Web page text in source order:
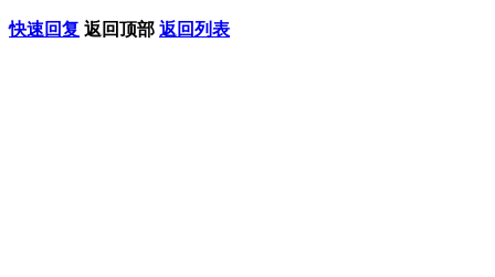
快速回复 返回顶部 返回列表